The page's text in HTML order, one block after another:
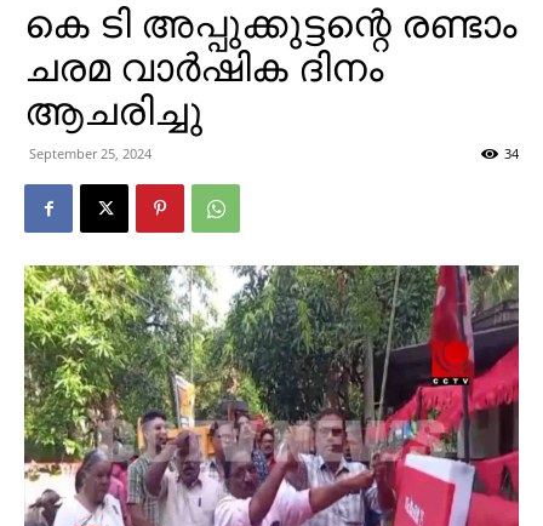
കെ ടി അപ്പുക്കുട്ടന്റെ രണ്ടാം
ചരമ വാര്‍ഷിക ദിനം
ആചരിച്ചു
September 25, 2024 34